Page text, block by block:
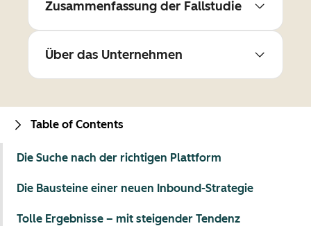
Zusammenfassung der Fallstudie
Über das Unternehmen
Table of Contents
Die Suche nach der richtigen Plattform
Die Bausteine einer neuen Inbound-Strategie
Tolle Ergebnisse – mit steigender Tendenz